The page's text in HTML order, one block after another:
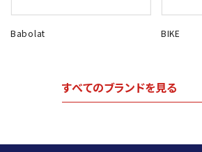
Babolat BIKE
すべてのブランドを見る